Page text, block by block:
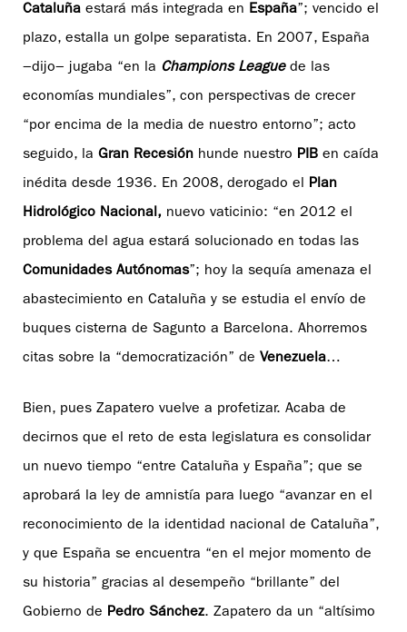
Cataluña estará más integrada en España”; vencido el
plazo, estalla un golpe separatista. En 2007, España
−dijo− jugaba “en la Champions Leaguede las
economías mundiales”, con perspectivas de crecer
“por encima de la media de nuestro entorno”; acto
seguido, la Gran Recesión hunde nuestro PIB en caída
inédita desde 1936. En 2008, derogado el Plan
Hidrológico Nacional, nuevo vaticinio: “en 2012 el
problema del agua estará solucionado en todas las
Comunidades Autónomas”; hoy la sequía amenaza el
abastecimiento en Cataluña y se estudia el envío de
buques cisterna de Sagunto a Barcelona. Ahorremos
citas sobre la “democratización” de Venezuela…
Bien, pues Zapatero vuelve a profetizar. Acaba de
decirnos que el reto de esta legislatura es consolidar
un nuevo tiempo “entre Cataluña y España”; que se
aprobará la ley de amnistía para luego “avanzar en el
reconocimiento de la identidad nacional de Cataluña”,
y que España se encuentra “en el mejor momento de
su historia” gracias al desempeño “brillante” del
Gobierno de Pedro Sánchez. Zapatero da un “altísimo